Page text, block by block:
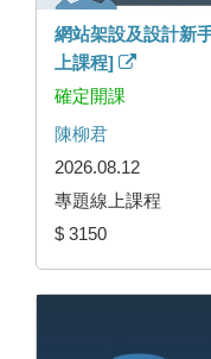
網站架設及設計新
上課程]
確定開課
陳柳君
2026.08.12
專題線上課程
$ 3150